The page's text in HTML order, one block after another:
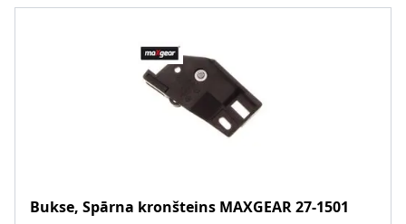
Bukse, Spārna kronšteins MAXGEAR27-1501